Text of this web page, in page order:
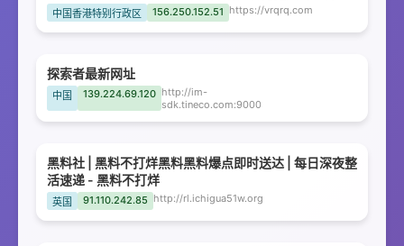
中国香港特别行政区 156.250.152.51 https://vrqrq.com
探索者最新网址
中国 139.224.69.120 http://im-
sdk.tineco.com:9000
黑料社 | 黑料不打烊黑料黑料爆点即时送达 | 每日深夜整
活速递 - 黑料不打烊
英国 91.110.242.85 http://rl.ichigua51w.org